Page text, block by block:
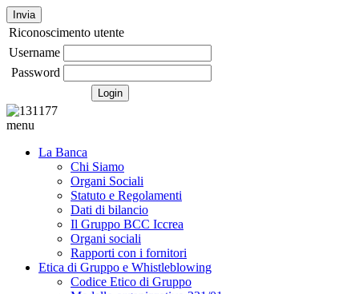
Invia
Riconoscimento utente
Username
Password
menu
La Banca
Chi Siamo
Organi Sociali
Statuto e Regolamenti
Dati di bilancio
Il Gruppo BCC Iccrea
Organi sociali
Rapporti con i fornitori
Etica di Gruppo e Whistleblowing
Codice Etico di Gruppo